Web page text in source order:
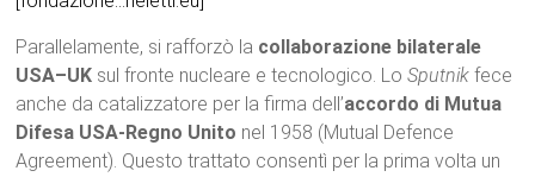
Parallelamente, si rafforzò la collaborazione bilaterale
USA–UK sul fronte nucleare e tecnologico. LoSputnik fece
anche da catalizzatore per la firma dell’accordo di Mutua
Difesa USA-Regno Unito nel 1958 (Mutual Defence
Agreement). Questo trattato consentì per la prima volta un